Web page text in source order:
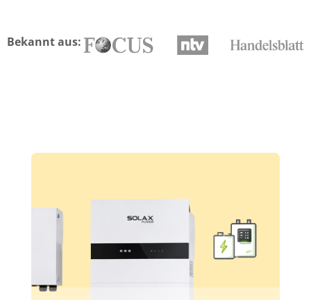
Bekannt aus: